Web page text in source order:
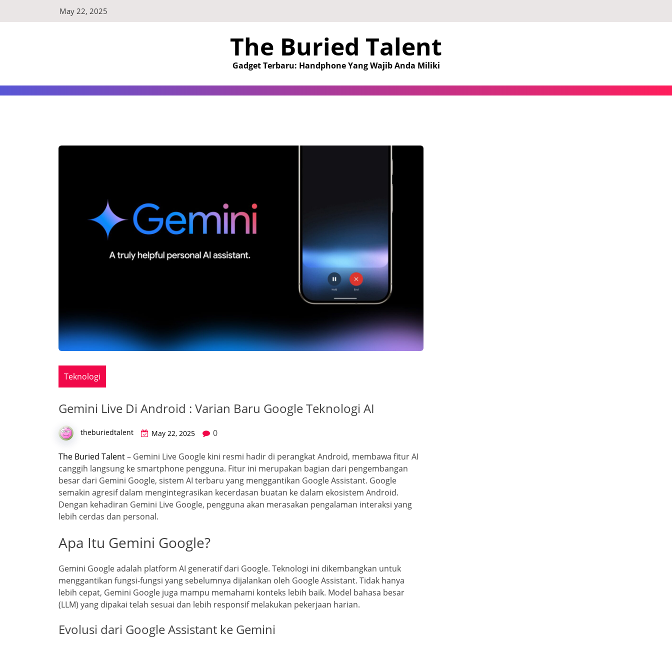
May 22, 2025
The Buried Talent
Gadget Terbaru: Handphone Yang Wajib Anda Miliki
Teknologi
Gemini Live Di Android : Varian Baru Google Teknologi AI
theburiedtalent May 22, 2025 0
The Buried Talent– Gemini Live Google kini resmi hadir di perangkat Android, membawa fitur AI
canggih langsung ke smartphone pengguna. Fitur ini merupakan bagian dari pengembangan
besar dari Gemini Google, sistem AI terbaru yang menggantikan Google Assistant. Google
semakin agresif dalam mengintegrasikan kecerdasan buatan ke dalam ekosistem Android.
Dengan kehadiran Gemini Live Google, pengguna akan merasakan pengalaman interaksi yang
lebih cerdas dan personal.
Apa Itu Gemini Google?
Gemini Google adalah platform AI generatif dari Google. Teknologi ini dikembangkan untuk
menggantikan fungsi-fungsi yang sebelumnya dijalankan oleh Google Assistant. Tidak hanya
lebih cepat, Gemini Google juga mampu memahami konteks lebih baik. Model bahasa besar
(LLM) yang dipakai telah sesuai dan lebih responsif melakukan pekerjaan harian.
Evolusi dari Google Assistant ke Gemini